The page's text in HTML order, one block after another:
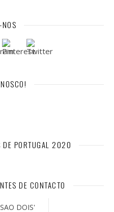
DE PORTUGAL 2020
DE CONTACTO
DOIS'